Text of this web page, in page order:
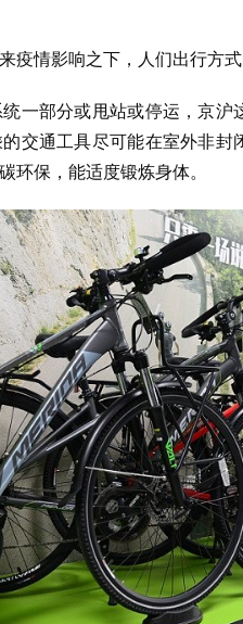
疫情影响之下，人们出行方式
一部分或甩站或停运，京沪
交通工具尽可能在室外非封
环保，能适度锻炼身体。